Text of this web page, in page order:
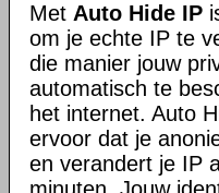
Met Auto Hide IP
om je echte IP te
die manier jouw
automatisch te
het internet. Auto
ervoor dat je
en verandert je IP